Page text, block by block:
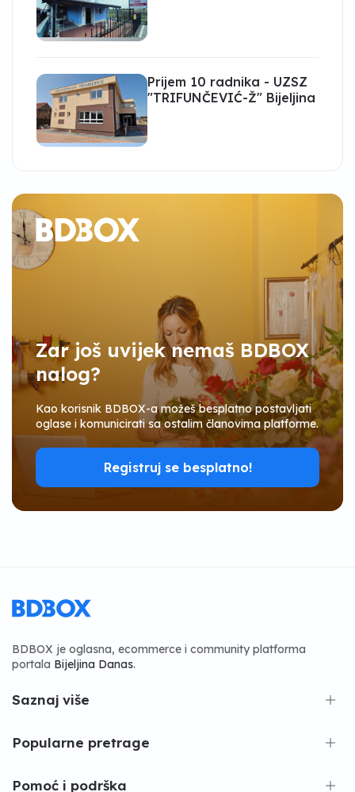
Prijem 10 radnika - UZSZ
"TRIFUNČEVIĆ-Ž" Bijeljina
Zar još uvijek nemaš BDBOX
nalog?
Kao korisnik BDBOX-a možeš besplatno postavljati
oglase i komunicirati sa ostalim članovima platforme.
Registruj se besplatno!
BDBOX je oglasna, ecommerce i community platforma
portala Bijeljina Danas.
Saznaj više
Popularne pretrage
Pomoć i podrška